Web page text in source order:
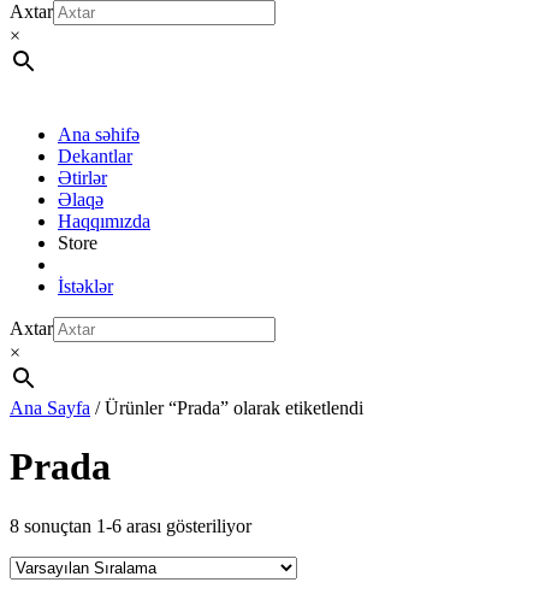
Axtar
×
Ana səhifə
Dekantlar
Ətirlər
Əlaqə
Haqqımızda
Store
İstəklər
Axtar
×
Ana Sayfa / Ürünler “Prada” olarak etiketlendi
Prada
8 sonuçtan 1-6 arası gösteriliyor